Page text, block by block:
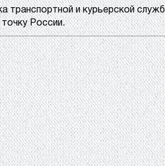
транспортной и курьерской
России.